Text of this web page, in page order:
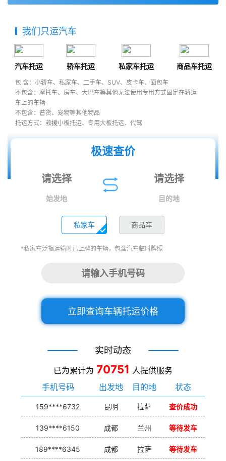
我们只运汽车
汽车托运 轿车托运 私家车托运 商品车托运
包 含：小轿车、私家车、二手车、SUV、皮卡车、面包车
不包含：摩托车、房车、大巴车等其他无法使用专用方式固定在轿运
车上的车辆
不包含：普货、宠物等其他物品
托运方式：救援小板托运、专用大板托运、代驾
极速查价
始发地 目的地
私家车 商品车
*私家车泛指运输时已上牌的车辆，包含汽车临时牌照
立即查询车辆托运价格
实时动态
已为累计为 70751 人提供服务
手机号码
出发地 目的地 状态
159****6732 昆明 拉萨 查价成功
139****6150 成都 兰州 等待发车
189****6345 成都 拉萨 等待发车